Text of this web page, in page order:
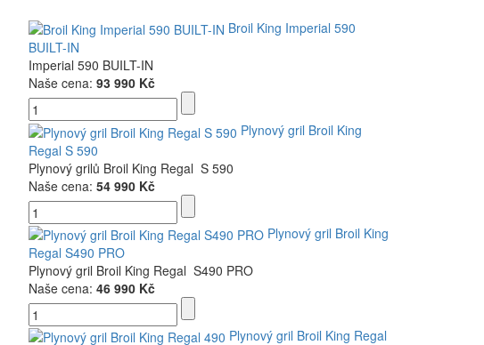
Broil King Imperial 590
BUILT-IN
Imperial 590 BUILT-IN
Naše cena:93 990 Kč
Plynový gril Broil King
Regal S 590
Plynový grilů Broil King Regal S 590
Naše cena:54 990 Kč
Plynový gril Broil King
Regal S490 PRO
Plynový gril Broil King Regal S490 PRO
Naše cena:46 990 Kč
Plynový gril Broil King Regal